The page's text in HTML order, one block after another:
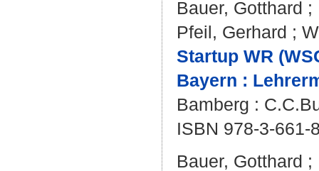
Bauer, Gotthard ;
Pfeil, Gerhard ;
Startup WR
Bayern :
Bamberg :
ISBN 978-3-661-
Bauer, Gotthard ;